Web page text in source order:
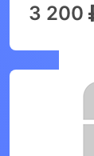
3 200